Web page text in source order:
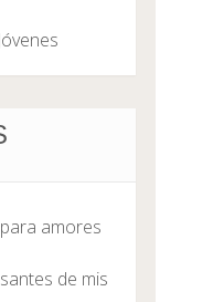
amores
de mis